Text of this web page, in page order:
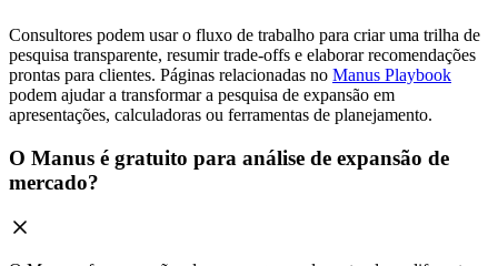
Consultores podem usar o fluxo de trabalho para criar uma trilha de
pesquisa transparente, resumir trade-offs e elaborar recomendações
prontas para clientes. Páginas relacionadas no Manus Playbook
podem ajudar a transformar a pesquisa de expansão em
apresentações, calculadoras ou ferramentas de planejamento.
O Manus é gratuito para análise de expansão de
mercado?